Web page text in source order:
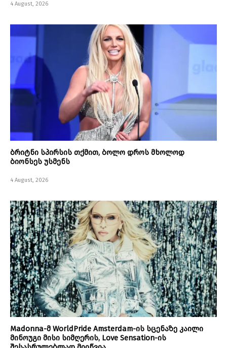
4 August, 2026
ბრიტნი სპირსის თქმით, ბოლო დროს მხოლოდ
ბიონსეს უსმენს
4 August, 2026
Madonna-მ WorldPride Amsterdam-ის სცენაზე კაილი
მინოუგი მისი სიმღერის, Love Sensation-ის